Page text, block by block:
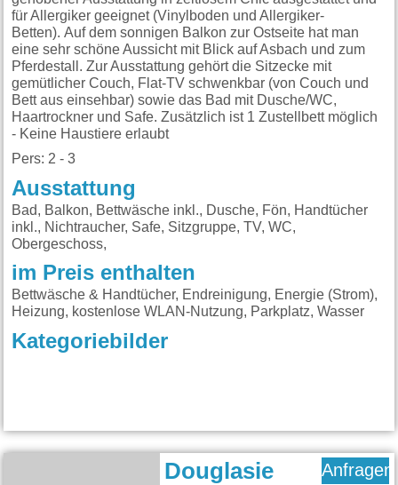
für Allergiker geeignet (Vinylboden und Allergiker-
Betten). Auf dem sonnigen Balkon zur Ostseite hat man
eine sehr schöne Aussicht mit Blick auf Asbach und zum
Pferdestall. Zur Ausstattung gehört die Sitzecke mit
gemütlicher Couch, Flat-TV schwenkbar (von Couch und
Bett aus einsehbar) sowie das Bad mit Dusche/WC,
Haartrockner und Safe. Zusätzlich ist 1 Zustellbett möglich
- Keine Haustiere erlaubt
Pers: 2 - 3
Ausstattung
Bad, Balkon, Bettwäsche inkl., Dusche, Fön, Handtücher
inkl., Nichtraucher, Safe, Sitzgruppe, TV, WC,
Obergeschoss,
im Preis enthalten
Bettwäsche & Handtücher, Endreinigung, Energie (Strom),
Heizung, kostenlose WLAN-Nutzung, Parkplatz, Wasser
Kategoriebilder
Douglasie
Anfragen